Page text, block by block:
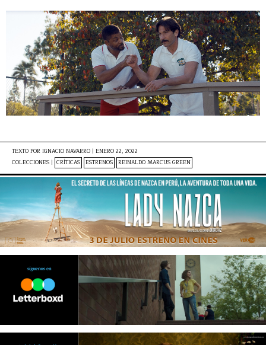
TEXTO POR IGNACIO NAVARRO | ENERO 22, 2022
COLECCIONES | CRÍTICAS ESTRENOS REINALDO MARCUS GREEN